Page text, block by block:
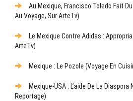
Au Mexique, Francisco Toledo Fait
Au Voyage, Sur ArteTv)
Le Mexique Contre Adidas :
ArteTv)
Mexique : Le Pozole (Voyage En
Mexique-USA : L’aide De La Diaspora
Reportage)